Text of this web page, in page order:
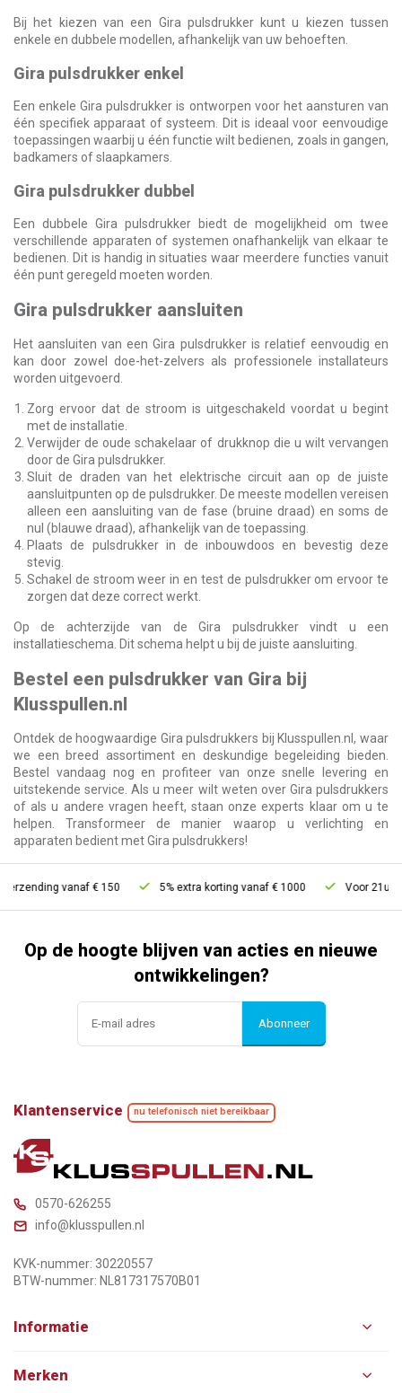
Bij het kiezen van een Gira pulsdrukker kunt u kiezen tussen
enkele en dubbele modellen, afhankelijk van uw behoeften.
Gira pulsdrukker enkel
Een enkele Gira pulsdrukker is ontworpen voor het aansturen van
één specifiek apparaat of systeem. Dit is ideaal voor eenvoudige
toepassingen waarbij u één functie wilt bedienen, zoals in gangen,
badkamers of slaapkamers.
Gira pulsdrukker dubbel
Een dubbele Gira pulsdrukker biedt de mogelijkheid om twee
verschillende apparaten of systemen onafhankelijk van elkaar te
bedienen. Dit is handig in situaties waar meerdere functies vanuit
één punt geregeld moeten worden.
Gira pulsdrukker aansluiten
Het aansluiten van een Gira pulsdrukker is relatief eenvoudig en
kan door zowel doe-het-zelvers als professionele installateurs
worden uitgevoerd.
Zorg ervoor dat de stroom is uitgeschakeld voordat u begint
met de installatie.
Verwijder de oude schakelaar of drukknop die u wilt vervangen
door de Gira pulsdrukker.
Sluit de draden van het elektrische circuit aan op de juiste
aansluitpunten op de pulsdrukker. De meeste modellen vereisen
alleen een aansluiting van de fase (bruine draad) en soms de
nul (blauwe draad), afhankelijk van de toepassing.
Plaats de pulsdrukker in de inbouwdoos en bevestig deze
stevig.
Schakel de stroom weer in en test de pulsdrukker om ervoor te
zorgen dat deze correct werkt.
Op de achterzijde van de Gira pulsdrukker vindt u een
installatieschema. Dit schema helpt u bij de juiste aansluiting.
Bestel een pulsdrukker van Gira bij
Klusspullen.nl
Ontdek de hoogwaardige Gira pulsdrukkers bij Klusspullen.nl, waar
we een breed assortiment en deskundige begeleiding bieden.
Bestel vandaag nog en profiteer van onze snelle levering en
uitstekende service. Als u meer wilt weten over Gira pulsdrukkers
of als u andere vragen heeft, staan onze experts klaar om u te
helpen. Transformeer de manier waarop u verlichting en
apparaten bedient met Gira pulsdrukkers!
vanaf € 150 5% extra korting vanaf € 1000 Voor 21u
Op de hoogte blijven van acties en nieuwe
ontwikkelingen?
Abonneer
Klantenservice nu telefonisch niet bereikbaar
0570-626255
info@klusspullen.nl
KVK-nummer: 30220557
BTW-nummer: NL817317570B01
Informatie
Merken